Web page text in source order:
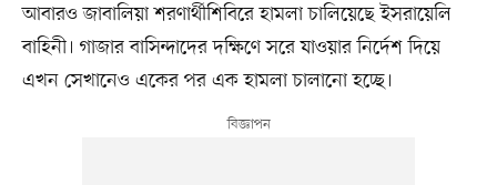
আবারও জাবালিয়া শরণার্থীশিবিরে হামলা চালিয়েছে ইসরায়েলি
বাহিনী। গাজার বাসিন্দাদের দক্ষিণে সরে যাওয়ার নির্দেশ দিয়ে
এখন সেখানেও একের পর এক হামলা চালানো হচ্ছে।